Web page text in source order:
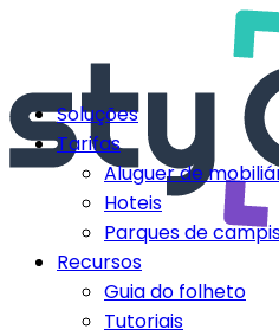
Soluções
Tarifas
Aluguer de
Hoteis
Parques de
Recursos
Guia do folheto
Tutoriais